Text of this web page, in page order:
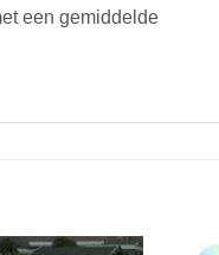
een gemiddelde